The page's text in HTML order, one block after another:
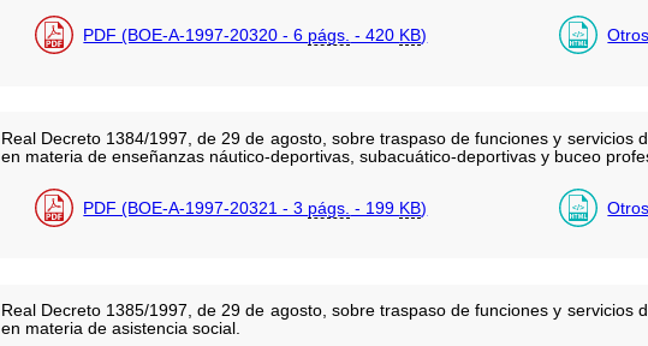
PDF (BOE-A-1997-20320 - 6 págs. - 420 KB)
Real Decreto 1384/1997, de 29 de agosto, sobre traspaso de funciones y servicios
en materia de enseñanzas náutico-deportivas, subacuático-deportivas y buceo
PDF (BOE-A-1997-20321 - 3 págs. - 199 KB)
Real Decreto 1385/1997, de 29 de agosto, sobre traspaso de funciones y servicios
en materia de asistencia social.